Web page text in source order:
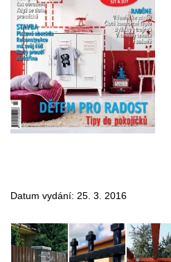
Datum vydání: 25. 3. 2016